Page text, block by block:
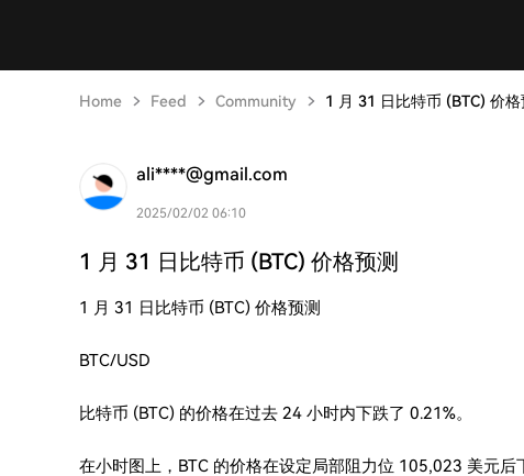
Home Feed Community 1 月 31 日比特币 (BTC) 价格
ali****@gmail.com
2025/02/02 06:10
1 月 31 日比特币 (BTC) 价格预测
1 月 31 日比特币 (BTC) 价格预测
BTC/USD
比特币 (BTC) 的价格在过去 24 小时内下跌了 0.21%。
在小时图上，BTC 的价格在设定局部阻力位 105,023 美元